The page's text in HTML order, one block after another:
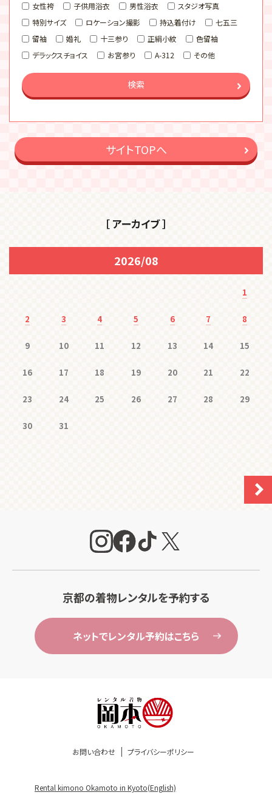
女性袴
子供用浴衣 男性浴衣
スタジオ写真
特別サイズ
ロケーション撮影 持込着付け
七五三
留袖
婚礼 十三参り 正絹小紋
色留袖
デラックスチョイス
お宮参り A-312 その他
検索
サイトTOPへ
［ アーカイブ ］
2026/08
1
2 3 4 5 6 7 8
9 10 11 12 13 14 15
16 17 18 19 20 21 22
23 24 25 26 27 28 29
30 31
京都の着物レンタルを予約する
ネットでレンタル予約はこちら
お問い合わせ プライバシーポリシー
Rental kimono Okamoto in Kyoto(English)